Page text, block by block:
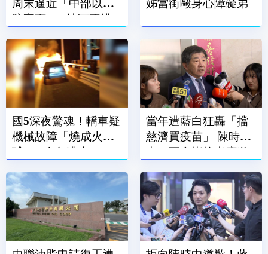
周末逼近「中部以北
防豪雨」 1地區不排
姊當街毆身心障礙弟
國5深夜驚魂！轎車疑
機械故障「燒成火
球」 3人急逃生
當年遭藍白狂轟「擋
慈濟買疫苗」 陳時
中：不實指控者應道